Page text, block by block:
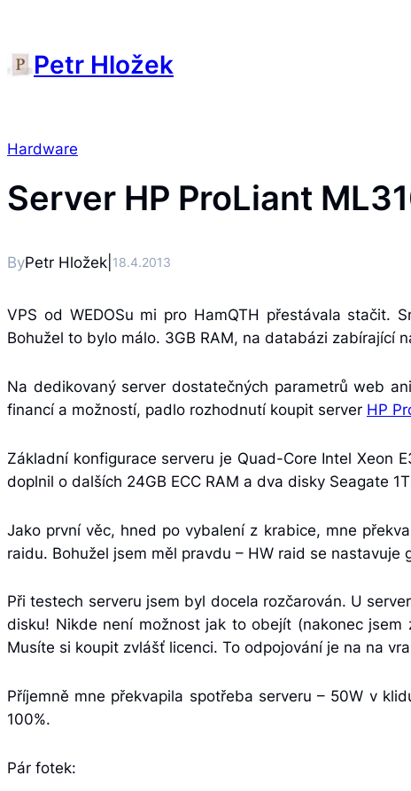
Petr Hložek
Hardware
Server HP ProLiant
ByPetr Hložek 18.4.2013
VPS od WEDOSu mi pro HamQTH přestávala stačit.
Bohužel to bylo málo. 3GB RAM, na databázi zabírající
Na dedikovaný server dostatečných parametrů web
financí a možností, padlo rozhodnutí koupit server HP
Základní konfigurace serveru je Quad-Core Intel Xeon
doplnil o dalších 24GB ECC RAM a dva disky Seagate
Jako první věc, hned po vybalení z krabice, mne
raidu. Bohužel jsem měl pravdu – HW raid se
Při testech serveru jsem byl docela rozčarován. U
disku! Nikde není možnost jak to obejít (nakonec
Musíte si koupit zvlášť licenci. To odpojování je na na
Příjemně mne překvapila spotřeba serveru – 50W v
100%.
Pár fotek: